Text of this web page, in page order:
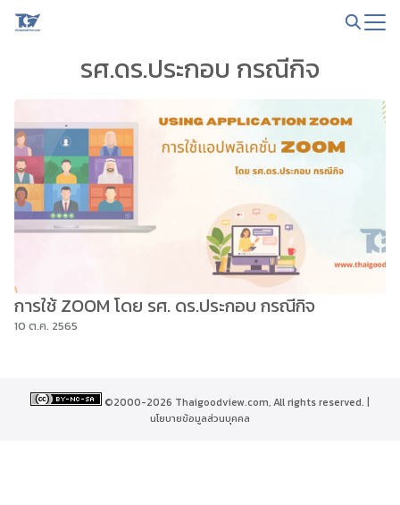
Skip
รศ.ดร.ประกอบ กรณีกิจ
การใช้ ZOOM โดย รศ. ดร.ประกอบ กรณีกิจ
10 ต.ค. 2565
©2000-2026 Thaigoodview.com, All rights reserved. |
นโยบายข้อมูลส่วนบุคคล